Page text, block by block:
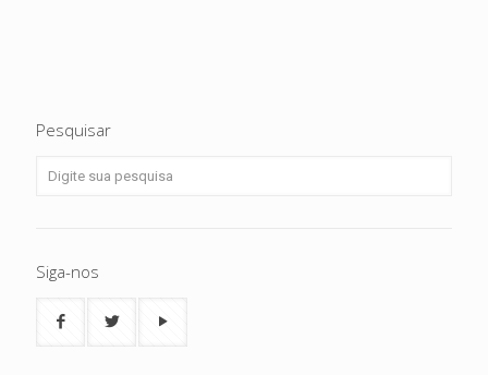
Pesquisar
Siga-nos